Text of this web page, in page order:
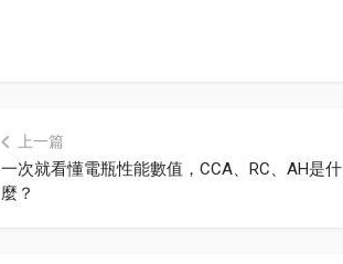
上一篇
一次就看懂電瓶性能數值，CCA、RC、AH是什
麼？